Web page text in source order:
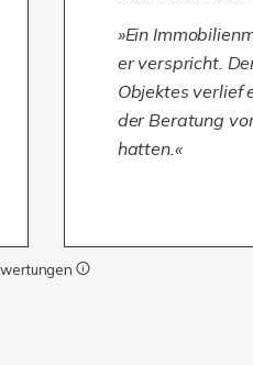
Ein
er verspricht.
Objektes verlief
der Beratung
hatten.